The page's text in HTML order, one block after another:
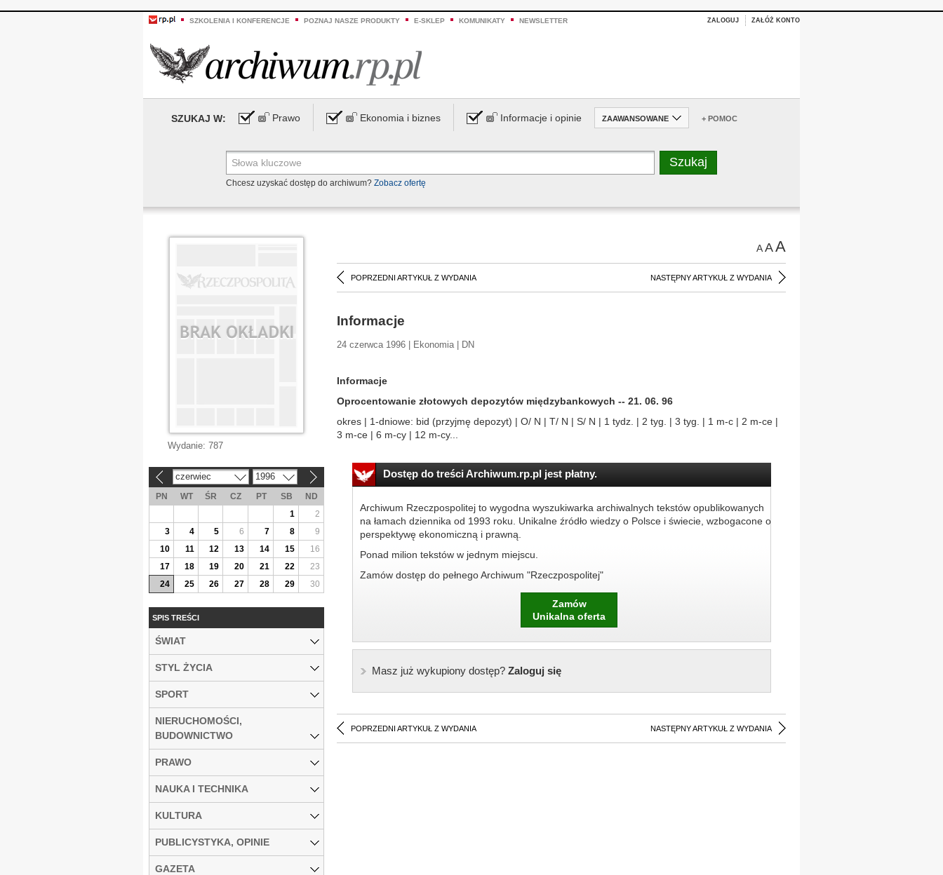
SZKOLENIA I KONFERENCJE POZNAJ NASZE PRODUKTY E-SKLEP KOMUNIKATY NEWSLETTER ZALOGUJ ZAŁÓŻ KONTO
SZUKAJ W: Prawo Ekonomia i biznes Informacje i opinie ZAAWANSOWANE + POMOC
Chcesz uzyskać dostęp do archiwum? Zobacz ofertę
AAA
POPRZEDNI ARTYKUŁ Z WYDANIA NASTĘPNY ARTYKUŁ Z WYDANIA
Informacje
24 czerwca 1996 | Ekonomia | DN
Informacje
Oprocentowanie złotowych depozytów międzybankowych -- 21. 06. 96
okres | 1-dniowe: bid (przyjmę depozyt) | O/ N | T/ N | S/ N | 1 tydz. | 2 tyg. | 3 tyg. | 1 m-c | 2 m-ce |
3 m-ce | 6 m-cy | 12 m-cy...
Dostęp do treści Archiwum.rp.pl jest płatny.
Archiwum Rzeczpospolitej to wygodna wyszukiwarka archiwalnych tekstów opublikowanych
na łamach dziennika od 1993 roku. Unikalne źródło wiedzy o Polsce i świecie, wzbogacone o
perspektywę ekonomiczną i prawną.
Ponad milion tekstów w jednym miejscu.
Zamów dostęp do pełnego Archiwum "Rzeczpospolitej"
Zamów
Unikalna oferta
Masz już wykupiony dostęp?Zaloguj się
POPRZEDNI ARTYKUŁ Z WYDANIA NASTĘPNY ARTYKUŁ Z WYDANIA
Wydanie: 787
czerwiec 1996
PN WT ŚR CZ PT SB
ND
1
2
3
4 5 6 7 8
9
10
11 12 13 14 15
16
17
18 19 20 21 22
23
24
25 26 27 28 29 30
SPIS TREŚCI
ŚWIAT
STYL ŻYCIA
SPORT
NIERUCHOMOŚCI,
BUDOWNICTWO
PRAWO
NAUKA I TECHNIKA
KULTURA
PUBLICYSTYKA, OPINIE
GAZETA